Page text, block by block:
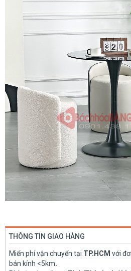
THÔNG TIN GIAO HÀNG
Miển phí vận chuyển tại TP.HCM với
bán kính <5km.